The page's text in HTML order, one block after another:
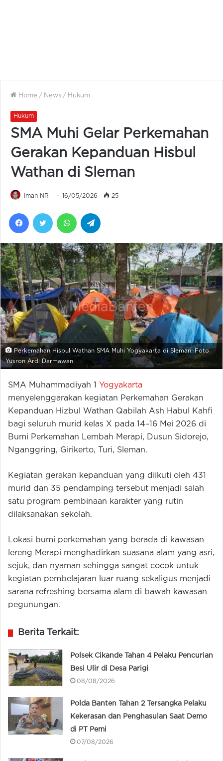
Home / News / Hukum
Hukum
SMA Muhi Gelar Perkemahan
Gerakan Kepanduan Hisbul
Wathan di Sleman
Iman NR 16/05/2026 25
FacebookTwitter WhatsApp
Perkemahan Hisbul Wathan SMA Muhi Yogyakarta di Sleman. Foto
Yusron Ardi Darmawan
SMA Muhammadiyah 1
Yogyakarta
menyelenggarakan kegiatan Perkemahan Gerakan
Kepanduan Hizbul Wathan Qabilah Ash Habul Kahfi
bagi seluruh murid kelas X pada 14–16 Mei 2026 di
Bumi Perkemahan Lembah Merapi, Dusun Sidorejo,
Nganggring, Girikerto, Turi, Sleman.
Kegiatan gerakan kepanduan yang diikuti oleh 431
murid dan 35 pendamping tersebut menjadi salah
satu program pembinaan karakter yang rutin
dilaksanakan sekolah.
Lokasi bumi perkemahan yang berada di kawasan
lereng Merapi menghadirkan suasana alam yang asri,
sejuk, dan nyaman sehingga sangat cocok untuk
kegiatan pembelajaran luar ruang sekaligus menjadi
sarana refreshing bersama alam di bawah kawasan
pegunungan.
Berita Terkait:
Polsek Cikande Tahan 4 Pelaku Pencurian
Besi Ulir di Desa Parigi
08/08/2026
Polda Banten Tahan 2 Tersangka Pelaku
Kekerasan dan Penghasulan Saat Demo
di PT Pemi
07/08/2026